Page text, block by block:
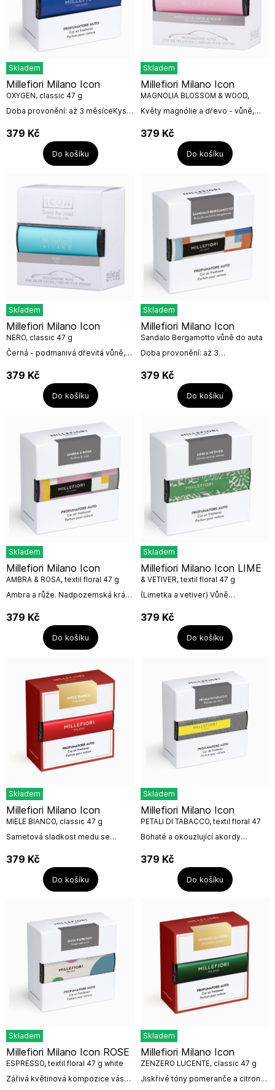
Skladem
Doba provonění: až 3 měsíceKyslík
charakterizují balzámové tóny a
vůně citrónové kůry a...
Millefiori Milano Icon
OXYGEN, classic 47 g
379 Kč
Do košíku
Skladem
Květy magnólie a dřevo - vůně,
kouzelné magnólie: snění pod
rozkvetlým stromem magnólie,
vdechování...
Millefiori Milano Icon
MAGNOLIA BLOSSOM & WOOD,
classic 47 g
379 Kč
Do košíku
Skladem
Černá - podmanivá dřevitá vůně,
tvořený tóny vanilky, kumarínu a
pižma, které jemně doplňují...
Millefiori Milano Icon
NERO, classic 47 g
379 Kč
Do košíku
Skladem
Doba provonění: až 3
bergamot - vzácné koření ze
santálového dřeva je považované
za symbol životní...
Millefiori Milano Icon
Sandalo Bergamotto vůně do auta
Textil Floral
379 Kč
Do košíku
Skladem
Ambra a růže. Nadpozemská krása
zářivými tóny sladkého
pomeranče. V základu se uvolňují
Millefiori Milano Icon
AMBRA & ROSA, textil floral 47 g
379 Kč
Do košíku
Skladem
(Limetka a vetiver) Vůně
pobřeží a osvěžující letní
atmosférou. V této vůni se
nápaditě snoubí svěží...
Millefiori Milano Icon LIME
& VETIVER, textil floral 47 g
379 Kč
Do košíku
Skladem
Sametová sladkost medu se
postupně se rozvíjí do hřejivého
květinového srdce. Základní tóny
Millefiori Milano Icon
MIELE BIANCO, classic 47 g
379 Kč
Do košíku
Skladem
Bohaté a okouzlující akordy
mísí s krémovou vanilkou a
kakaem. V pozadí ucítíte doteky
Millefiori Milano Icon
PETALI DI TABACCO, textil floral 47
g
379 Kč
Do košíku
Skladem
Zářivá květinová kompozice vás
Millefiori Milano Icon ROSE
ESPRESSO, textil floral 47 g white
Skladem
Jiskřivé tóny pomeranče a citronu
Millefiori Milano Icon
ZENZERO LUCENTE, classic 47 g